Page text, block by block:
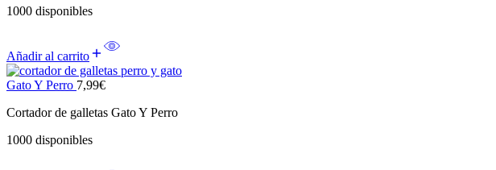
1000 disponibles
Añadir al carrito
Gato Y Perro 7,99€
Cortador de galletas Gato Y Perro
1000 disponibles